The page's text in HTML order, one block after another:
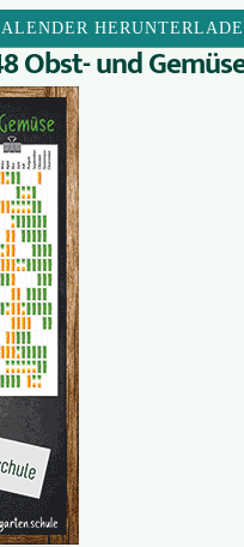
Obst- und